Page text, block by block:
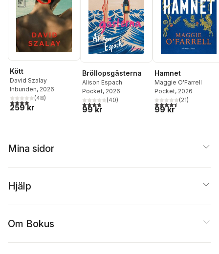
Kött
David Szalay
Inbunden, 2026
4,0utav 5 stjärnor. Totalt antal röster:
(48)
259 kr
Bröllopsgästerna
Alison Espach
Pocket, 2026
3,8utav 5 stjärnor. Totalt antal röster:
(40)
99 kr
Hamnet
Maggie O'Farrell
Pocket, 2026
4,5utav 5 stjärnor.
(21)
99 kr
Mina sidor
Hjälp
Om Bokus